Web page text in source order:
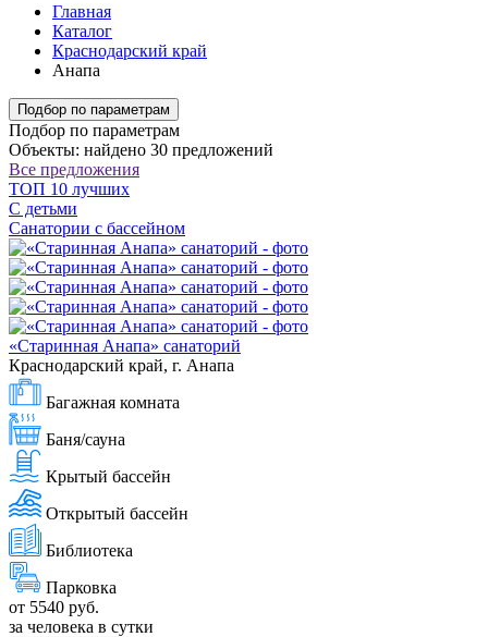
Главная
Каталог
Краснодарский край
Анапа
Подбор по параметрам
Подбор по параметрам
Объекты: найдено 30 предложений
Все предложения
ТОП 10 лучших
С детьми
Санатории с бассейном
«Старинная Анапа» санаторий
Краснодарский край, г. Анапа
Багажная комната
Баня/сауна
Крытый бассейн
Открытый бассейн
Библиотека
Парковка
от 5540 руб.
за человека в сутки